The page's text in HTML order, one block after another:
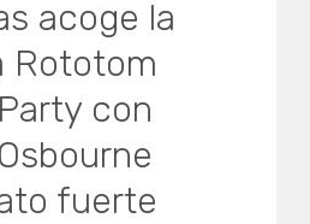
acoge la
Rototom
con
fuerte